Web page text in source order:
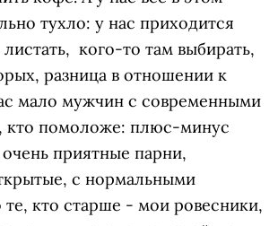
тухло: у нас приходится
кого-то там выбирать,
разница в отношении к
мало мужчин с современными
кто помоложе: плюс-минус
приятные парни,
с нормальными
те, кто старше - мои ровесники,